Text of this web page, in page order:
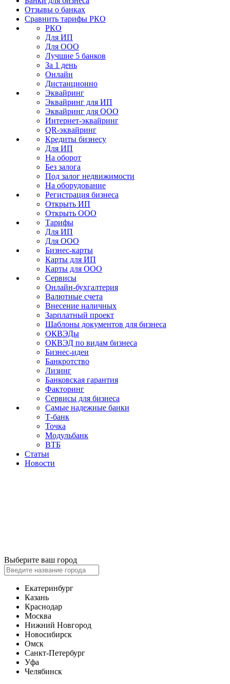
Отзывы о банках
Сравнить тарифы РКО
РКО
Для ИП
Для ООО
Лучшие 5 банков
За 1 день
Онлайн
Дистанционно
Эквайринг
Эквайринг для ИП
Эквайринг для ООО
Интернет-эквайринг
QR-эквайринг
Кредиты бизнесу
Для ИП
На оборот
Без залога
Под залог недвижимости
На оборудование
Регистрация бизнеса
Открыть ИП
Открыть ООО
Тарифы
Для ИП
Для ООО
Бизнес-карты
Карты для ИП
Карты для ООО
Сервисы
Онлайн-бухгалтерия
Валютные счета
Внесение наличных
Зарплатный проект
Шаблоны документов для бизнеса
ОКВЭДы
ОКВЭД по видам бизнеса
Бизнес-идеи
Банкротство
Лизинг
Банковская гарантия
Факторинг
Сервисы для бизнеса
Самые надежные банки
Т-банк
Точка
Модульбанк
ВТБ
Статьи
Новости
Выберите ваш город
Екатеринбург
Казань
Краснодар
Москва
Нижний Новгород
Новосибирск
Омск
Санкт-Петербург
Уфа
Челябинск